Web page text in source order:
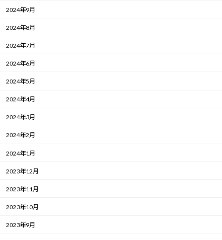
2024年9月
2024年8月
2024年7月
2024年6月
2024年5月
2024年4月
2024年3月
2024年2月
2024年1月
2023年12月
2023年11月
2023年10月
2023年9月